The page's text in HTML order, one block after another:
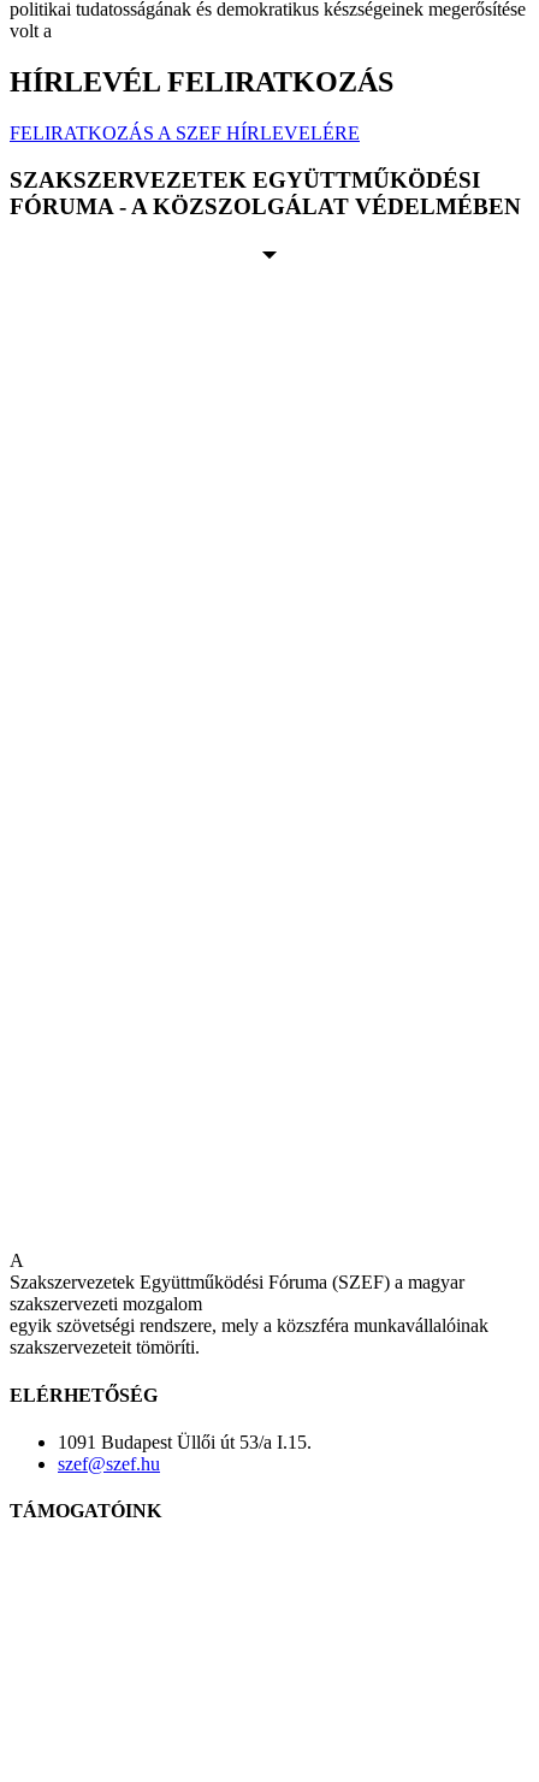
politikai tudatosságának és demokratikus készségeinek megerősítése
volt a
HÍRLEVÉL FELIRATKOZÁS
FELIRATKOZÁS A SZEF HÍRLEVELÉRE
SZAKSZERVEZETEK EGYÜTTMŰKÖDÉSI
FÓRUMA - A KÖZSZOLGÁLAT VÉDELMÉBEN
A
Szakszervezetek Együttműködési Fóruma (SZEF) a magyar
szakszervezeti mozgalom
egyik szövetségi rendszere, mely a közszféra munkavállalóinak
szakszervezeteit tömöríti.
ELÉRHETŐSÉG
1091 Budapest Üllői út 53/a I.15.
szef@szef.hu
TÁMOGATÓINK